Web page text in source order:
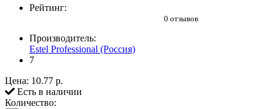
Рейтинг:
0 отзывов
Производитель:
Estel Professional (Россия)
7
Цена: 10.77 р.
Есть в наличии
Количество: